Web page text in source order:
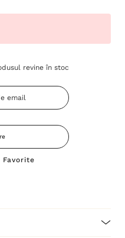
revine în stoc
Favorite